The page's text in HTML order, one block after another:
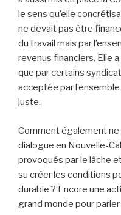
le sens qu’elle
ne devait pas être
du travail mais par
revenus financiers. Elle
que par certains
acceptée par
juste.
Comment également ne
dialogue en Nouvelle-
provoqués par le lâche
su créer les conditions
durable ? Encore une
grand monde pour